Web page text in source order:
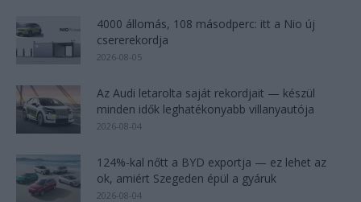
4000 állomás, 108 másodperc: itt a Nio új
csererekordja
2026-08-05
Az Audi letarolta saját rekordjait — készül
minden idők leghatékonyabb villanyautója
2026-08-04
124%-kal nőtt a BYD exportja — ez lehet az
ok, amiért Szegeden épül a gyáruk
2026-08-04